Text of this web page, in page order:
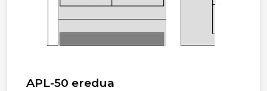
APL-50 eredua